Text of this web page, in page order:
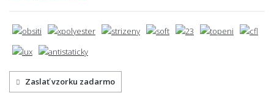
Zaslať vzorku zadarmo